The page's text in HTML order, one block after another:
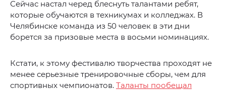
Сейчас настал черед блеснуть талантами ребят,
которые обучаются в техникумах и колледжах. В
Челябинске команда из 50 человек в эти дни
борется за призовые места в восьми номинациях.
Кстати, к этому фестивалю творчества проходят не
менее серьезные тренировочные сборы, чем для
спортивных чемпионатов. Таланты пообещал